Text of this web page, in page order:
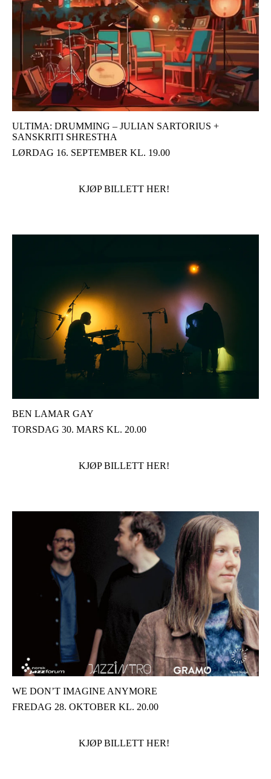
ULTIMA: DRUMMING – JULIAN SARTORIUS +
SANSKRITI SHRESTHA
LØRDAG 16. SEPTEMBER KL. 19.00
KJØP BILLETT HER!
BEN LAMAR GAY
TORSDAG 30. MARS KL. 20.00
KJØP BILLETT HER!
WE DON’T IMAGINE ANYMORE
FREDAG 28. OKTOBER KL. 20.00
KJØP BILLETT HER!